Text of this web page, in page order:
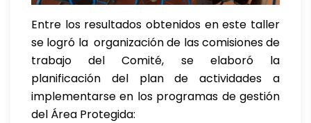
Entre los resultados obtenidos en este taller
se logró la organización de las comisiones de
trabajo del Comité, se elaboró la
planificación del plan de actividades a
implementarse en los programas de gestión
del Área Protegida: